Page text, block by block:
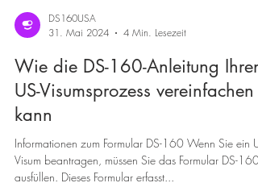
31. Mai 2024
4 Min. Lesezeit
Wie die DS-160-Anleitung Ihren
US-Visumsprozess vereinfachen
kann
Informationen zum Formular DS-160 Wenn Sie ein